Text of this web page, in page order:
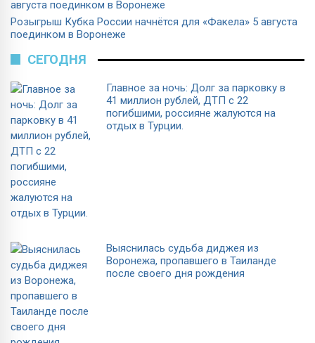
Розыгрыш Кубка России начнётся для «Факела» 5 августа
поединком в Воронеже
СЕГОДНЯ
Главное за ночь: Долг за парковку в
41 миллион рублей, ДТП с 22
погибшими, россияне жалуются на
отдых в Турции.
Выяснилась судьба диджея из
Воронежа, пропавшего в Таиланде
после своего дня рождения